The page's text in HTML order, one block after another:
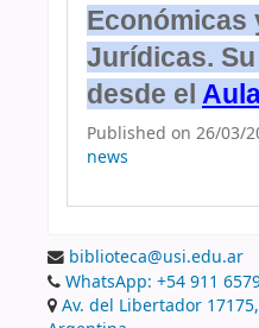
Económicas
Jurídicas.
desde el
Published on 26/03/
news
biblioteca@usi.edu.ar
WhatsApp: +54 911
Av. del Libertador